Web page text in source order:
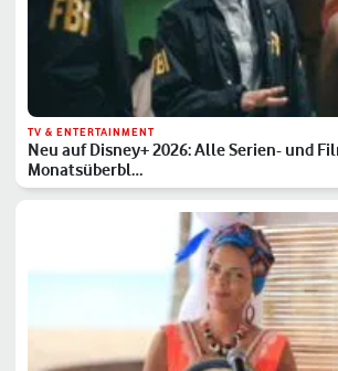
TV & ENTERTAINMENT
Neu auf Disney+ 2026: Alle Serien- und
Monatsüberbl…